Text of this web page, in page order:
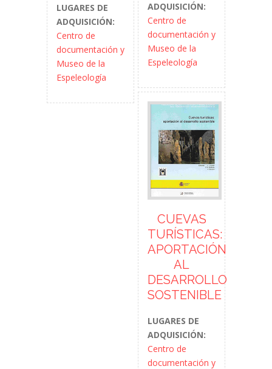
LUGARES DE
ADQUISICIÓN:
Centro de
documentación y
Museo de la
Espeleología
ADQUISICIÓN:
Centro de
documentación y
Museo de la
Espeleología
CUEVAS
TURÍSTICAS:
APORTACIÓN
AL
DESARROLLO
SOSTENIBLE
LUGARES DE
ADQUISICIÓN:
Centro de
documentación y